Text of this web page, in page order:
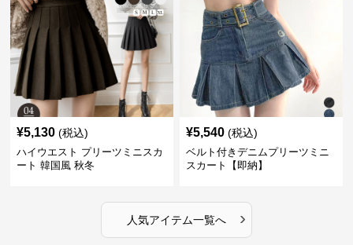
¥5,130 (税込)
ハイウエスト プリーツミニスカ
ート 韓国風 秋冬
¥5,540 (税込)
ベルト付きデニムプリーツミニ
スカート【即納】
人気アイテム一覧へ ›